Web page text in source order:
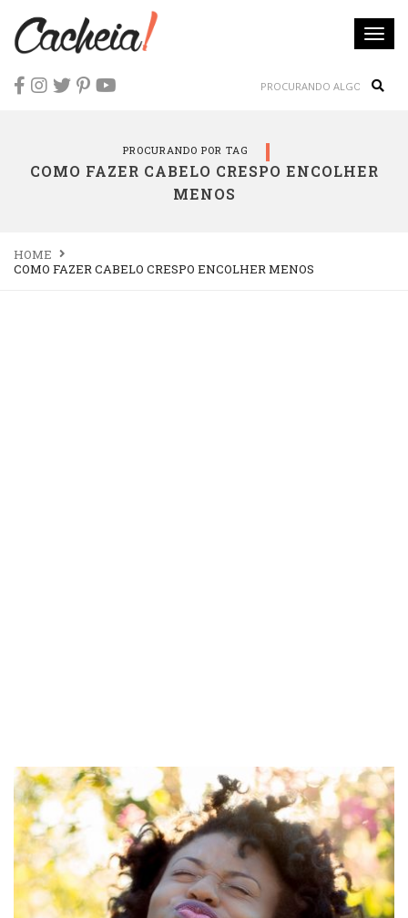
PROCURANDO POR TAG
COMO FAZER CABELO CRESPO ENCOLHER
MENOS
HOME
COMO FAZER CABELO CRESPO ENCOLHER MENOS